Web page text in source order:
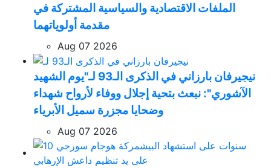
الملفات الاقتصادية والسياسية المشتركة في
مقدمة أولوياتهما
Aug 07 2026
نيجيرفان بارزاني في الذكرى الـ93 لـ"يوم الشهيد
الآشوري": نبعث بتحية إجلال ووفاء لأرواح شهداء
وضحايا مجزرة سميل الأبرياء
Aug 07 2026